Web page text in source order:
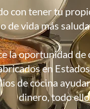
con tener tu
de vida más
la oportunidad
en
de cocina
dinero, todo